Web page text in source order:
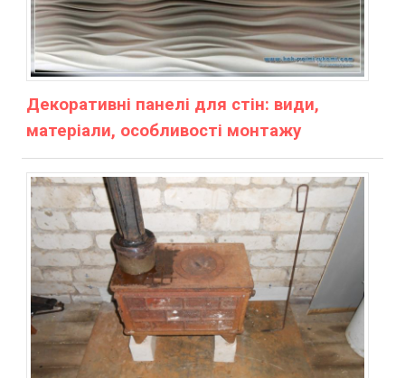
Декоративні панелі для стін: види,
матеріали, особливості монтажу